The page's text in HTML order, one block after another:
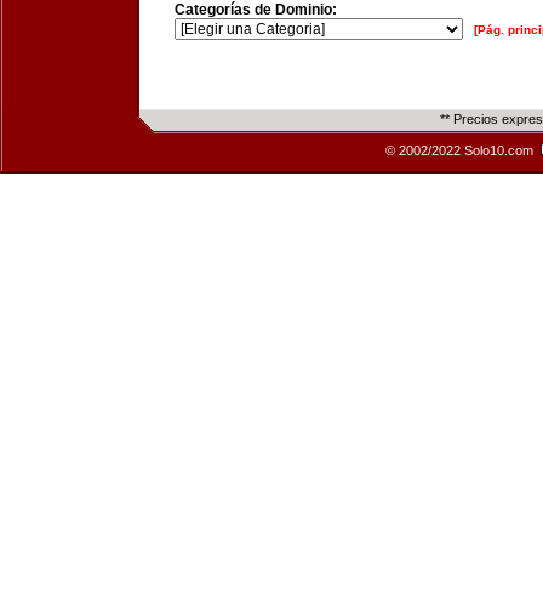
Categorías de Dominio:
[Pág.
** Precios
© 2002/2022 Solo10.com